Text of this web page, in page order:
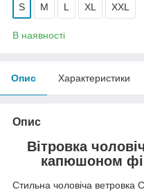
S M L XL XXL
В наявності
Опис Характеристики
Опис
Вітровка
капюшоном
Стильна чоловіча ветровка